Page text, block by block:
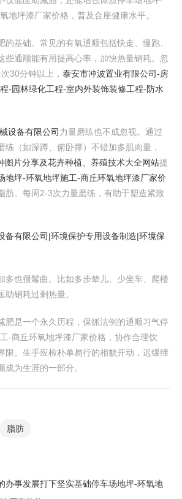
地坪漆厂家价格，普及合座健康水平。
的基础。常见的有氧通顺包括快走、慢跑、
些通顺能有用提高心率，加快热量销耗。忽
30分钟以上， 泰安市冲波置业有限公司-房
-园林绿化工程-室内外装饰装修工程-防水
设备有限公司 力量磨练也不成忽视。通过
练（如深蹲、俯卧撑）不错加多肌肉量，
图片分享及花卉种植、养殖技术大全网站提
地坪-环氧地坪施工-商丘环氧地坪漆厂家价
肪。每周2-3次力量磨练，有助于塑造紧致
备有限公司|环境保护专用设备制造|环境保
多也很鬈曲。比如多步辇儿、少坐车、爬楼
销耗过剩热量。
肥是一个永久历程，保抓法例的通顺习气停
-商丘环氧地坪漆厂家价格，协作合理饮
限。生手应检朴单易行的相貌开动，迟缓缔
为生涯的一部分。
脂肪
办事发展打下坚实基础停车场地坪-环氧地